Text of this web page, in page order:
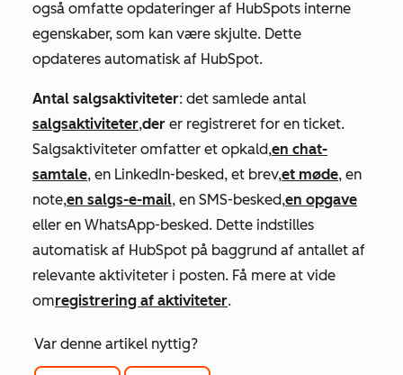
også omfatte opdateringer af HubSpots interne
egenskaber, som kan være skjulte. Dette
opdateres automatisk af HubSpot.
Antal salgsaktiviteter: det samlede antal
salgsaktiviteter,der er registreret for en ticket.
Salgsaktiviteter omfatter et opkald,en chat-
samtale, en LinkedIn-besked, et brev,et møde, en
note,en salgs-e-mail, en SMS-besked,en opgave
eller en WhatsApp-besked. Dette indstilles
automatisk af HubSpot på baggrund af antallet af
relevante aktiviteter i posten. Få mere at vide
omregistrering af aktiviteter.
Var denne artikel nyttig?